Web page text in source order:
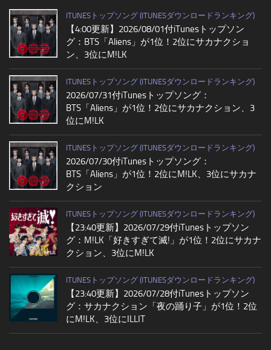
ITUNESトップソング (ITUNESダウンロードランキング)
【4:00更新】2026/08/01付iTunesトップソン
グ：BTS「Aliens」が1位！2位にサカナクショ
ン、3位にM!LK
ITUNESトップソング (ITUNESダウンロードランキング)
2026/07/31付iTunesトップソング：
BTS「Aliens」が1位！2位にサカナクション、3
位にM!LK
ITUNESトップソング (ITUNESダウンロードランキング)
2026/07/30付iTunesトップソング：
BTS「Aliens」が1位！2位にM!LK、3位にサカナ
クション
ITUNESトップソング (ITUNESダウンロードランキング)
【23:40更新】2026/07/29付iTunesトップソン
グ：M!LK「好きすぎて滅!」が1位！2位にサカナ
クション、3位にM!LK
ITUNESトップソング (ITUNESダウンロードランキング)
【23:40更新】2026/07/28付iTunesトップソン
グ：サカナクション「夜の踊り子」が1位！2位
にM!LK、3位にILLIT